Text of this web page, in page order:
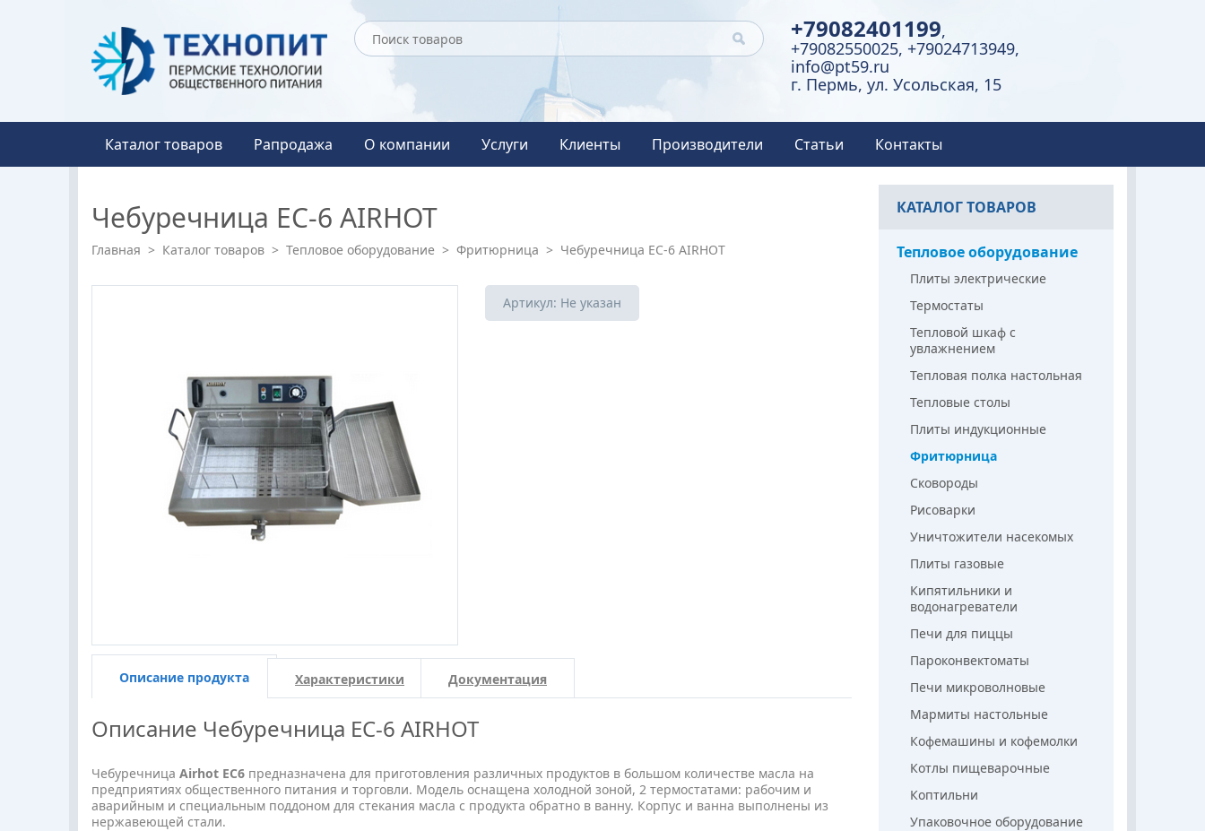
+79082401199,
+79082550025, +79024713949,
info@pt59.ru
г. Пермь, ул. Усольская, 15
Каталог товаров Рапродажа О компании Услуги Клиенты Производители Статьи Контакты
Чебуречница EC-6 AIRHOT
Главная > Каталог товаров > Тепловое оборудование > Фритюрница > Чебуречница EC-6 AIRHOT
Артикул: Не указан
Описание продукта
Описание Чебуречница EC-6 AIRHOT
Чебуречница Airhot EС6 предназначена для приготовления различных продуктов в большом количестве масла на
предприятиях общественного питания и торговли. Модель оснащена холодной зоной, 2 термостатами: рабочим и
аварийным и специальным поддоном для стекания масла с продукта обратно в ванну. Корпус и ванна выполнены из
нержавеющей стали.
Характеристики Документация
КАТАЛОГ ТОВАРОВ
Тепловое оборудование
Плиты электрические
Термостаты
Тепловой шкаф с
увлажнением
Тепловая полка настольная
Тепловые столы
Плиты индукционные
Фритюрница
Сковороды
Рисоварки
Уничтожители насекомых
Плиты газовые
Кипятильники и
водонагреватели
Печи для пиццы
Пароконвектоматы
Печи микроволновые
Мармиты настольные
Кофемашины и кофемолки
Котлы пищеварочные
Коптильни
Упаковочное оборудование